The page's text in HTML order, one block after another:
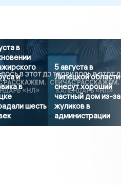
в
и
в
шесть
5 августа в
Липецкой области
снесут хороший
частный дом из-за
жуликов в
администрации